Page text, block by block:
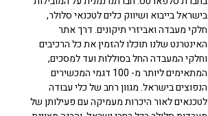
בישראל בייבוא ושיווק כלים לטכנאי סלולר,
חלקי מעבדה ואביזרי תיקונים. דרך אתר
האינטרנט שלנו תוכלו להזמין את כל הרכיבים
וחלקי המעבדה החל בסוללות ועד למסכים,
המתאימים ליותר מ- 100 דגמי המכשירים
הנפוצים בישראל. מגוון רחב של כלי עבודה
לטכנאים לאור היכרות מעמיקה עם פעילותן של